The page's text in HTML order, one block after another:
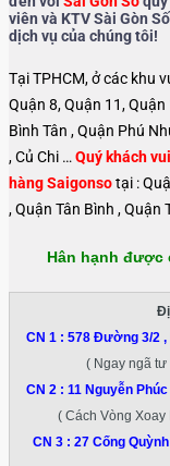
viên và KTV Sài Gòn
dịch vụ của chúng tôi!
Tại TPHCM, ở các khu
Quận 8, Quận 11,
Bình Tân , Quận Phú
, Củ Chi … Quý khách
hàng Saigonsotại :
, Quận Tân Bình , Quận
Hân hạnh được
CN 1 : 578 Đường 3/2 ,
( Ngay ngã tư
CN 2 : 11 Nguyễn Phúc
( Cách Vòng
CN 3 : 27 Cống